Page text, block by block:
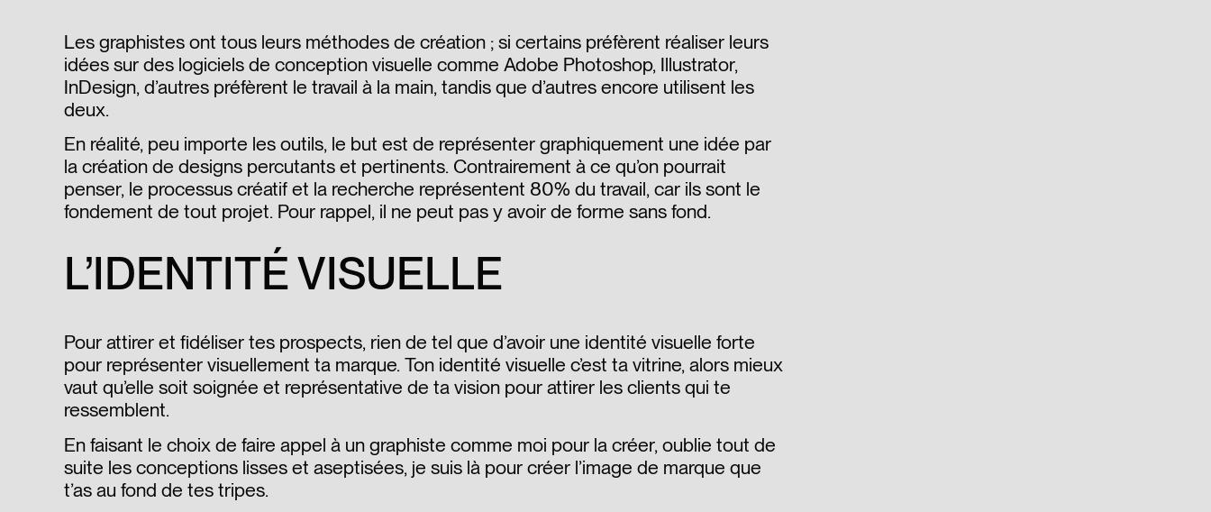
Les graphistes ont tous leurs méthodes de création ; si certains préfèrent réaliser leurs
idées sur des logiciels de conception visuelle comme Adobe Photoshop, Illustrator,
InDesign, d’autres préfèrent le travail à la main, tandis que d’autres encore utilisent les
deux.
En réalité, peu importe les outils, le but est de représenter graphiquement une idée par
la création de designs percutants et pertinents. Contrairement à ce qu’on pourrait
penser, le processus créatif et la recherche représentent 80% du travail, car ils sont le
fondement de tout projet. Pour rappel, il ne peut pas y avoir de forme sans fond.
L’IDENTITÉ VISUELLE
Pour attirer et fidéliser tes prospects, rien de tel que d’avoir une identité visuelle forte
pour représenter visuellement ta marque. Ton identité visuelle c’est ta vitrine, alors mieux
vaut qu’elle soit soignée et représentative de ta vision pour attirer les clients qui te
ressemblent.
En faisant le choix de faire appel à un graphiste comme moi pour la créer, oublie tout de
suite les conceptions lisses et aseptisées, je suis là pour créer l’image de marque que
t’as au fond de tes tripes.